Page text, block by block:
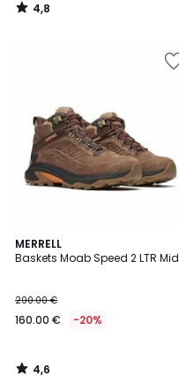
4,8
/
MERRELL
Baskets Moab Speed 2 LTR Mid
200.00 €
160.00 € -20%
4,6
/ 5
4,6
/